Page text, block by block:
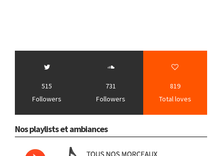
515
Followers
731
Followers
819
Total loves
Nos playlists et ambiances